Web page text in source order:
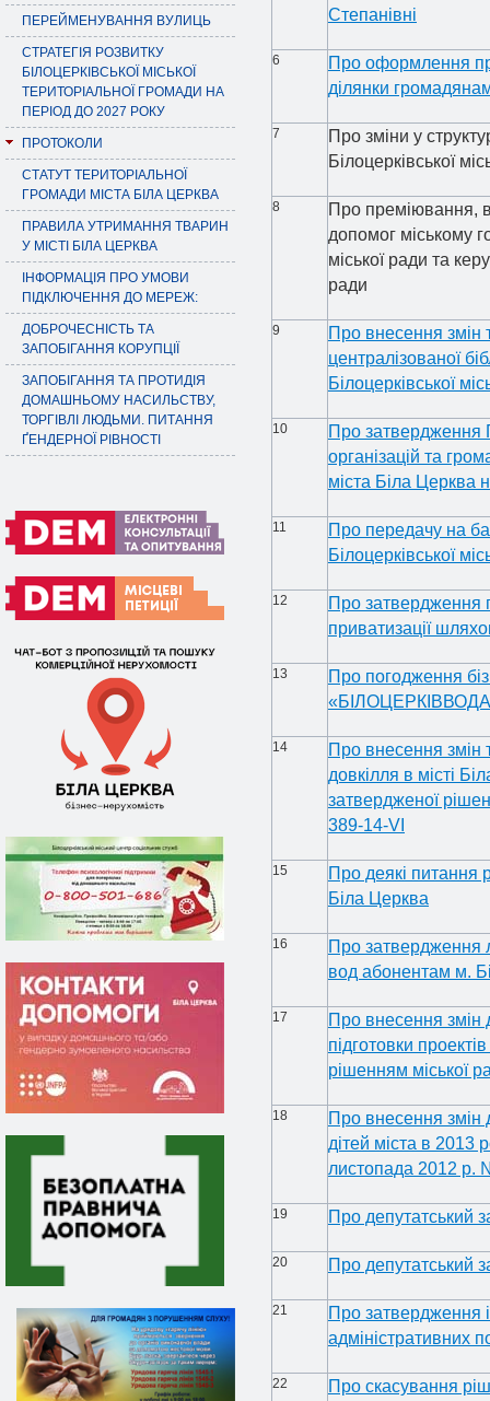
ПЕРЕЙМЕНУВАННЯ ВУЛИЦЬ
СТРАТЕГІЯ РОЗВИТКУ
БІЛОЦЕРКІВСЬКОЇ МІСЬКОЇ
ТЕРИТОРІАЛЬНОЇ ГРОМАДИ НА
ПЕРІОД ДО 2027 РОКУ
ПРОТОКОЛИ
СТАТУТ ТЕРИТОРІАЛЬНОЇ
ГРОМАДИ МІСТА БІЛА ЦЕРКВА
ПРАВИЛА УТРИМАННЯ ТВАРИН
У МІСТІ БІЛА ЦЕРКВА
ІНФОРМАЦІЯ ПРО УМОВИ
ПІДКЛЮЧЕННЯ ДО МЕРЕЖ:
ДОБРОЧЕСНІСТЬ ТА
ЗАПОБІГАННЯ КОРУПЦІЇ
ЗАПОБІГАННЯ ТА ПРОТИДІЯ
ДОМАШНЬОМУ НАСИЛЬСТВУ,
ТОРГІВЛІ ЛЮДЬМИ. ПИТАННЯ
ҐЕНДЕРНОЇ РІВНОСТІ
Степанівні
6
Про оформлення
ділянки
7
Про зміни у
Білоцерківської
8
Про преміювання,
допомог міському
міської ради та
ради
9
Про внесення змін
централізованої
Білоцерківської
10
Про затвердження
організацій та
міста Біла Церква
11
Про передачу на
Білоцерківської
12
Про затвердження
приватизації
13
Про погодження
14
Про внесення змін
довкілля в місті
затвердженої
389-14-VI
15
Про деякі питання
Біла Церква
16
Про затвердження
вод абонентам м.
17
Про внесення змін
підготовки
рішенням міської
18
Про внесення змін
дітей міста в 2013
листопада 2012 р.
19 Про депутатський
20 Про депутатський
21
Про затвердження
адміністративних
22
Про скасування